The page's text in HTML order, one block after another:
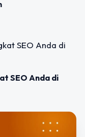
SEO Anda di